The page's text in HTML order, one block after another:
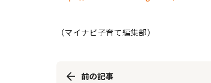
（マイナビ子育て編集部）
前の記事